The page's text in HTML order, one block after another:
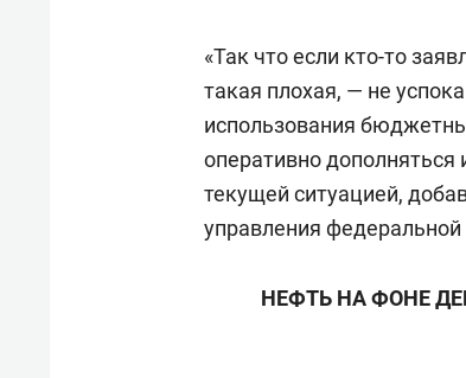
«Так что если кто-то
такая плохая, — не
использования
оперативно дополняться
текущей ситуацией,
управления
НЕФТЬ НА ФОНЕ